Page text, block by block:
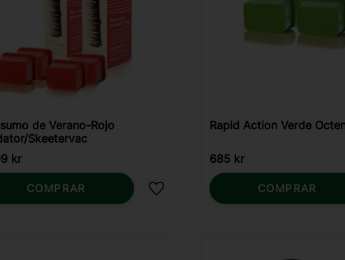
de Verano-Rojo
Skeetervac
kr
Añadir a favoritos
COMPRAR
Rapid Action Verde
685 kr
COMPRAR